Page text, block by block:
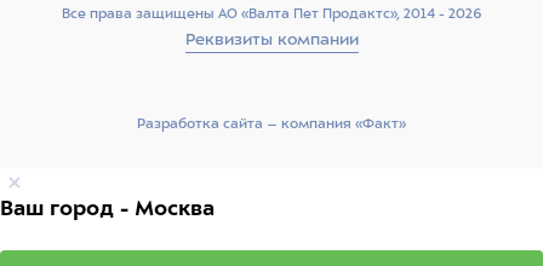
Все права защищены АО «Валта Пет Продактс», 2014 - 2026
Реквизиты компании
Разработка сайта –­ компания «Факт»
Ваш город - Москва